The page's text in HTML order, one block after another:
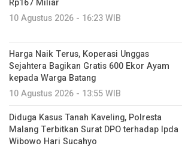
Rp167 Miliar
10 Agustus 2026 - 16:23 WIB
Harga Naik Terus, Koperasi Unggas
Sejahtera Bagikan Gratis 600 Ekor Ayam
kepada Warga Batang
10 Agustus 2026 - 13:55 WIB
Diduga Kasus Tanah Kaveling, Polresta
Malang Terbitkan Surat DPO terhadap Ipda
Wibowo Hari Sucahyo